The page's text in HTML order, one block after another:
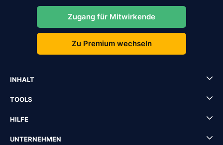
Zugang für Mitwirkende
Zu Premium wechseln
INHALT
TOOLS
HILFE
UNTERNEHMEN